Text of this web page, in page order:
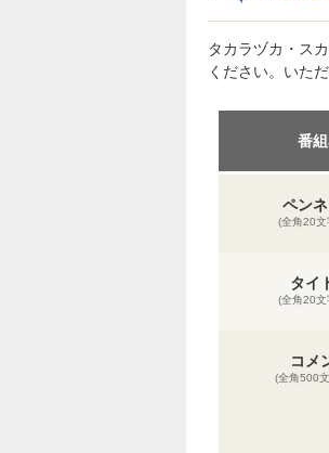
タカラヅカ・ス
ください。いた
番
ペン
(全角20文
タイ
(全角20文
コメ
(全角500